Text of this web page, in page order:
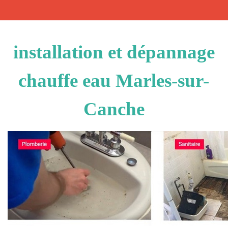
installation et dépannage
chauffe eau Marles-sur-
Canche